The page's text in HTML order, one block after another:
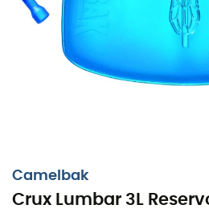
Camelbak
Crux Lumbar 3L